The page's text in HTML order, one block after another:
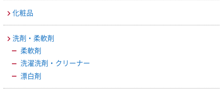
化粧品
洗剤・柔軟剤
柔軟剤
洗濯洗剤・クリーナー
漂白剤